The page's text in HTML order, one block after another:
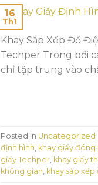
16
Th1
Khay Sắp Xếp Đồ
Techper Trong bối
chỉ tập trung vào
Posted in Uncategorized
định hình, khay giấy đóng
giấy Techper, khay giấy
không gian, khay sắp